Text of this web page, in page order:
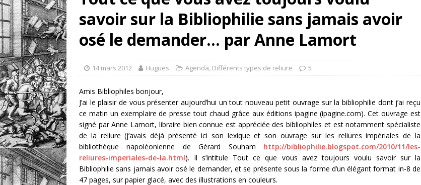
retrouver?
DIVERS
[ 7 août 2026 ]
Portrait de relieur : Charles Meunier (1866-1948), « une reliure par jour »!
savoir sur la Bibliophilie sans jamais avoir
osé le demander… par Anne Lamort
14 mars 2012 Hugues Agenda, Différents types de reliure 5
Amis Bibliophiles bonjour,
J’ai le plaisir de vous présenter aujourd’hui un tout nouveau petit ouvrage sur la bibliophilie dont j’ai reçu
ce matin un exemplaire de presse tout chaud grâce aux éditions ipagine (ipagine.com). Cet ouvrage est
signé par Anne Lamort, libraire bien connue est appréciée des bibliophiles et est notamment spécialiste
de la reliure (j’avais déjà présenté ici son lexique et son ouvrage sur les reliures impériales de la
bibliothèque napoléonienne de Gérard Souham http://bibliophilie.blogspot.com/2010/11/les-
reliures-imperiales-de-la.html). Il s’intitule Tout ce que vous avez toujours voulu savoir sur la
Bibliophilie sans jamais avoir osé le demander, et se présente sous la forme d’un élégant format in-8 de
47 pages, sur papier glacé, avec des illustrations en couleurs.